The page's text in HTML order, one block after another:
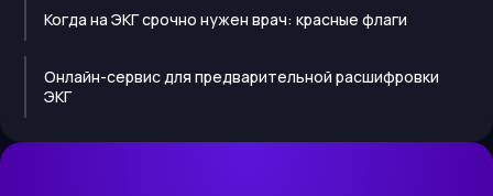
Когда на ЭКГ срочно нужен врач: красные флаги
Онлайн-сервис для предварительной расшифровки
ЭКГ